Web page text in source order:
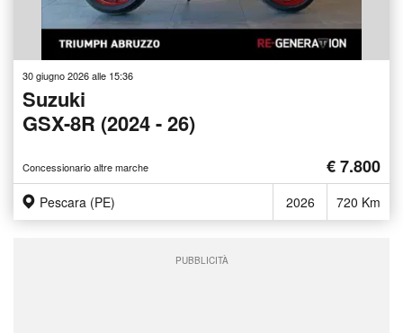
30 giugno 2026 alle 15:36
Suzuki
GSX-8R (2024 - 26)
Concessionario altre marche € 7.800
Pescara (PE) 2026 720 Km
PUBBLICITÀ